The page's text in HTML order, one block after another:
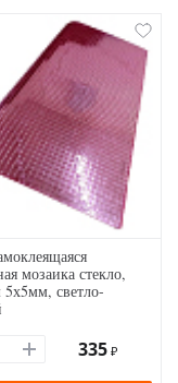
мозаика стекло,
5х5мм, светло-
335 ₽